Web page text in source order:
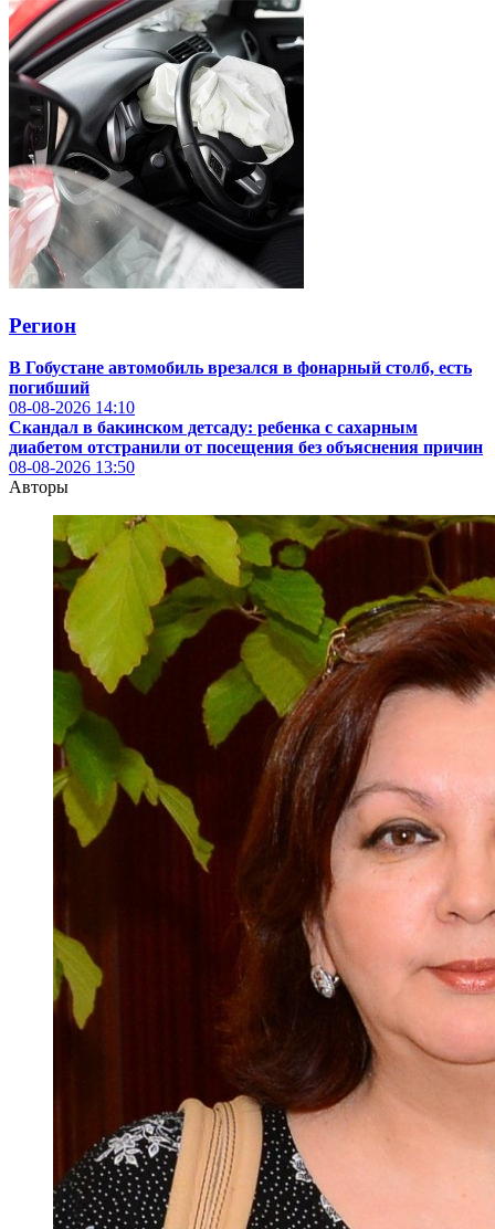
Регион
В Гобустане автомобиль врезался в фонарный столб, есть
погибший
08-08-2026 14:10
Скандал в бакинском детсаду: ребенка с сахарным
диабетом отстранили от посещения без объяснения причин
08-08-2026 13:50
Авторы